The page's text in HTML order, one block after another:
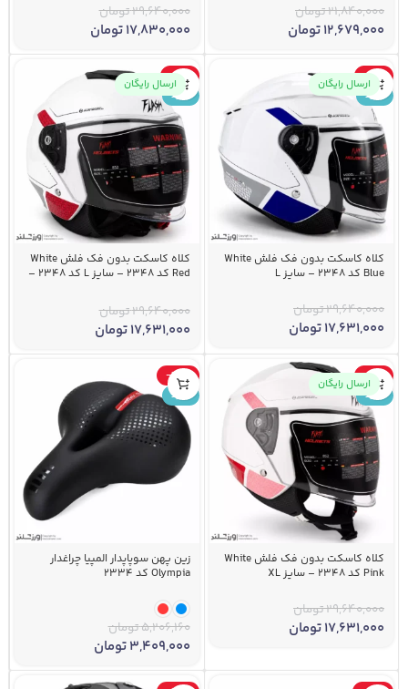
21,840,000تومان
12,679,000تومان
29,640,000تومان
17,830,000تومان
-41%
جدید
ارسال رایگان
کلاه کاسکت بدون فک فلش White
Blue کد 2348 – سایز L
29,640,000تومان
17,631,000تومان
-41%
جدید
ارسال رایگان
کلاه کاسکت بدون فک فلش White
Red کد 2348 – سایز L کد 2348 –
29,640,000تومان
17,631,000تومان
-41%
جدید
ارسال رایگان
کلاه کاسکت بدون فک فلش White
Pink کد 2348 – سایز XL
29,640,000تومان
17,631,000تومان
-35%
جدید
زین پهن سوپاپدار المپیا چراغدار
Olympia کد 2334
5,206,160تومان
3,409,000تومان